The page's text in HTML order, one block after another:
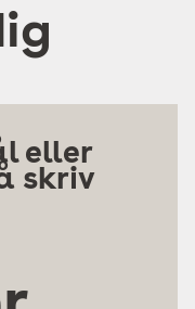
eller
skriv